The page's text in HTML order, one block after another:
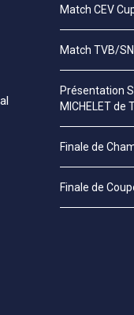
Match CEV
Match TVB/
Présentation
MICHELET de
Finale de
Finale de